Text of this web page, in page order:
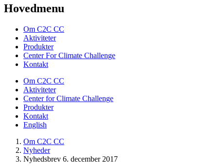
Hovedmenu
Om C2C CC
Aktiviteter
Produkter
Center For Climate Challenge
Kontakt
Om C2C CC
Aktiviteter
Center for Climate Challenge
Produkter
Kontakt
English
Om C2C CC
Nyheder
Nyhedsbrev 6. december 2017